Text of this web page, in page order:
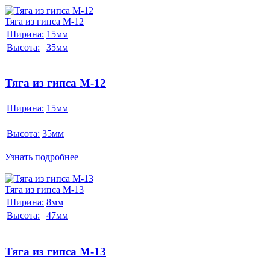
Тяга из гипса М-12
Ширина: 15мм
Высота:
35мм
Тяга из гипса М-12
Ширина: 15мм
Высота: 35мм
Узнать подробнее
Тяга из гипса М-13
Ширина: 8мм
Высота:
47мм
Тяга из гипса М-13